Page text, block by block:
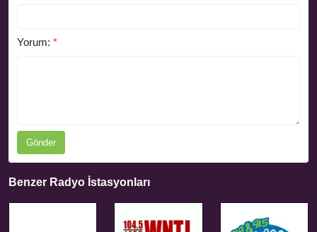
Yorum: *
Gönder
Benzer Radyo İstasyonları